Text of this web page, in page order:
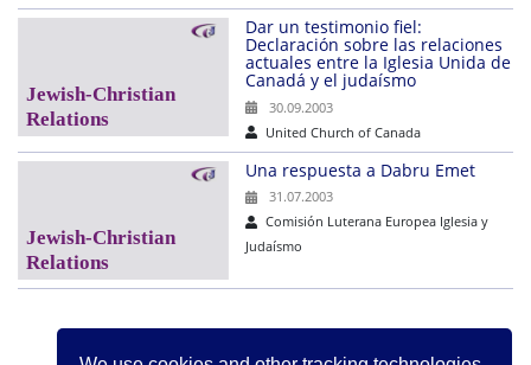
Dar un testimonio fiel:
Declaración sobre las relaciones
actuales entre la Iglesia Unida de
Canadá y el judaísmo
30.09.2003
United Church of Canada
Una respuesta a Dabru Emet
31.07.2003
Comisión Luterana Europea Iglesia y
Judaísmo
2